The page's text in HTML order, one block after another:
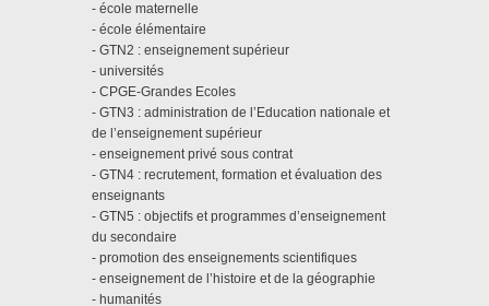
- école maternelle
- école élémentaire
- GTN2 : enseignement supérieur
- universités
- CPGE-Grandes Ecoles
- GTN3 : administration de l’Education nationale et
de l’enseignement supérieur
- enseignement privé sous contrat
- GTN4 : recrutement, formation et évaluation des
enseignants
- GTN5 : objectifs et programmes d’enseignement
du secondaire
- promotion des enseignements scientifiques
- enseignement de l’histoire et de la géographie
- humanités